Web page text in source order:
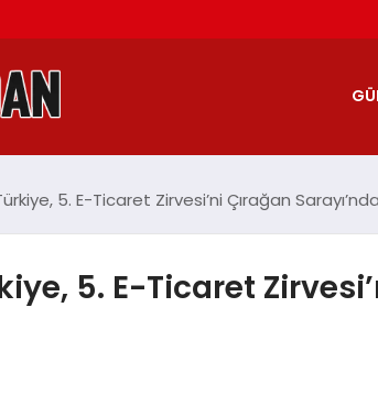
5. E-Ticaret Zirvesi’ni Çırağan
5. E-Ticaret